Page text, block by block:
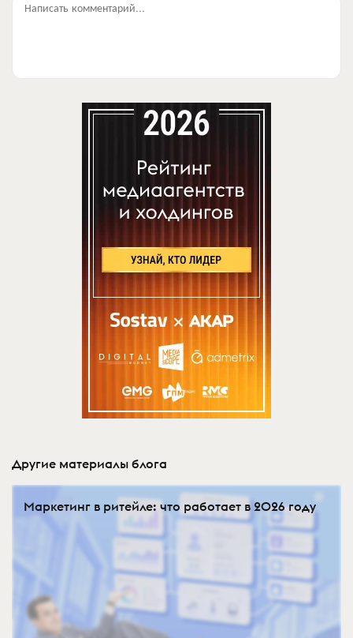
Написать комментарий...
Другие материалы блога
Маркетинг в ритейле: что работает в 2026 году